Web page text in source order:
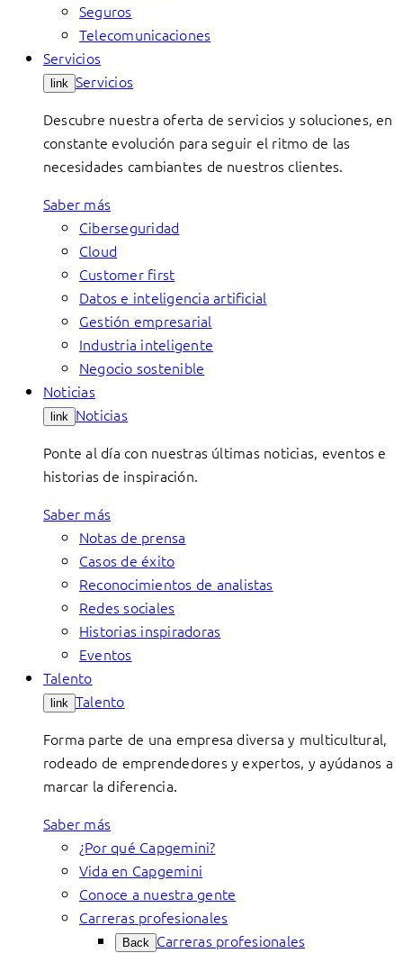
Seguros
Telecomunicaciones
Servicios
link Servicios
Descubre nuestra oferta de servicios y soluciones, en
constante evolución para seguir el ritmo de las
necesidades cambiantes de nuestros clientes.
Saber más
Ciberseguridad
Cloud
Customer first
Datos e inteligencia artificial
Gestión empresarial
Industria inteligente
Negocio sostenible
Noticias
link Noticias
Ponte al día con nuestras últimas noticias, eventos e
historias de inspiración.
Saber más
Notas de prensa
Casos de éxito
Reconocimientos de analistas
Redes sociales
Historias inspiradoras
Eventos
Talento
link Talento
Forma parte de una empresa diversa y multicultural,
rodeado de emprendedores y expertos, y ayúdanos a
marcar la diferencia.
Saber más
¿Por qué Capgemini?
Vida en Capgemini
Conoce a nuestra gente
Carreras profesionales
Back Carreras profesionales